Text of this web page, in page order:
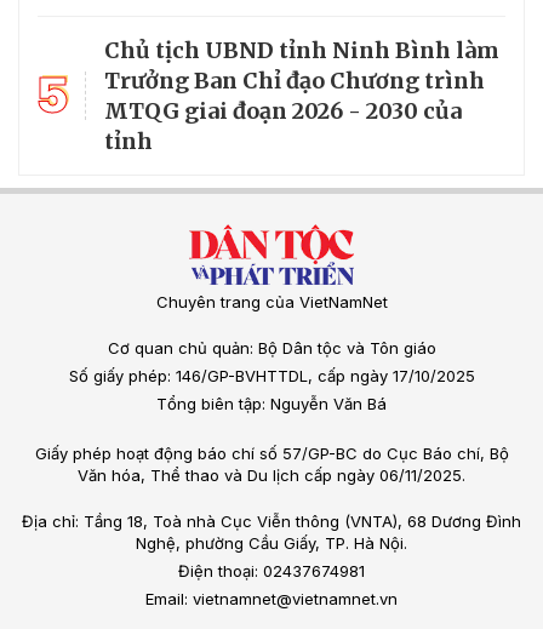
5
Chủ tịch UBND tỉnh Ninh Bình làm
Trưởng Ban Chỉ đạo Chương trình
MTQG giai đoạn 2026 - 2030 của
tỉnh
Chuyên trang của VietNamNet
Cơ quan chủ quản: Bộ Dân tộc và Tôn giáo
Số giấy phép: 146/GP-BVHTTDL, cấp ngày 17/10/2025
Tổng biên tập: Nguyễn Văn Bá
Giấy phép hoạt động báo chí số 57/GP-BC do Cục Báo chí, Bộ
Văn hóa, Thể thao và Du lịch cấp ngày 06/11/2025.
Địa chỉ: Tầng 18, Toà nhà Cục Viễn thông (VNTA), 68 Dương Đình
Nghệ, phường Cầu Giấy, TP. Hà Nội.
Điện thoại: 02437674981
Email: vietnamnet@vietnamnet.vn